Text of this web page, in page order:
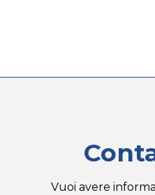
Vuoi avere